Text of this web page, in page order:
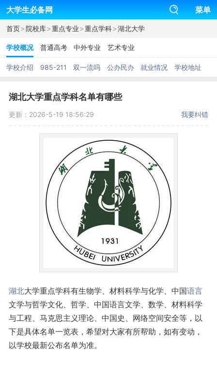
大学生必备网 菜单
首页>院校库>重点专业>重点学科>湖北大学
学校概况 普通高考 中外专业 艺术专业
学校介绍 985-211 双一流吗 公办民办 就业情况 学校地址
湖北大学重点学科名单有哪些
更新：2026-5-19 18:56:29 我要纠错
湖北大学重点学科有生物学、材料科学与化学、中国语言
文学与哲学文化、哲学、中国语言文学、数学、材料科学
与工程、马克思主义理论、中国史、网络空间安全等，以
下是具体名单一览表，希望对大家有所帮助，如有变动，
以学校最新公布名单为准。